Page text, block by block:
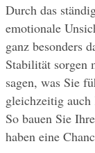
Durch das
emotionale
ganz besonders
Stabilität sorgen
sagen, was Sie
gleichzeitig auch
So bauen Sie
haben eine